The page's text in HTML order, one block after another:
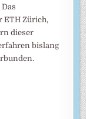
ETH Zürich,
dieser
bislang